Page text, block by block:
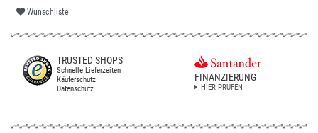
Wunschliste
TRUSTED SHOPS
Schnelle Lieferzeiten
Käuferschutz
Datenschutz
FINANZIERUNG
HIER PRÜFEN